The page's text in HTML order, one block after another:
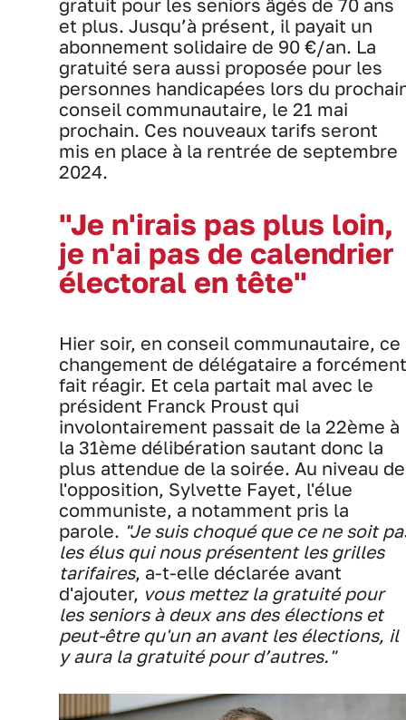
gratuit pour les seniors âgés de 70 ans
et plus. Jusqu’à présent, il payait un
abonnement solidaire de 90 €/an. La
gratuité sera aussi proposée pour les
personnes handicapées lors du
conseil communautaire, le 21 mai
prochain. Ces nouveaux tarifs seront
mis en place à la rentrée de septembre
2024.
"Je n'irais pas plus loin,
je n'ai pas de calendrier
électoral en tête"
Hier soir, en conseil communautaire, ce
changement de délégataire a forcément
fait réagir. Et cela partait mal avec le
président Franck Proust qui
involontairement passait de la 22ème à
la 31ème délibération sautant donc la
plus attendue de la soirée. Au niveau de
l'opposition, Sylvette Fayet, l'élue
communiste, a notamment pris la
parole. "Je suis choqué que ce ne soit
les élus qui nous présentent les grilles
tarifaires, a-t-elle déclarée avant
d'ajouter, vous mettez la gratuité pour
les seniors à deux ans des élections et
peut-être qu'un an avant les élections, il
y aura la gratuité pour d’autres."